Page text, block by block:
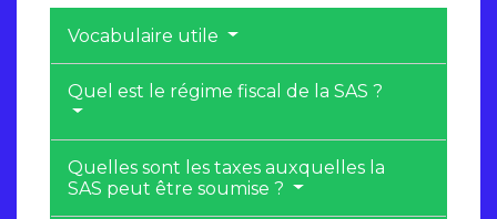
Vocabulaire utile
Quel est le régime fiscal de la SAS ?
Quelles sont les taxes auxquelles la
SAS peut être soumise ?